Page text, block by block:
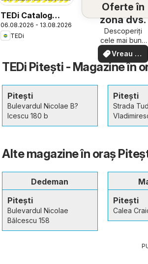
TEDi Catalog
Târgu Neamț
06.08.2026 - 13.08.2026
TEDi
Oferte în
zona dvs.
Descoperiți
cele mai bune
oferte din
apropiere –
rapid și ușor
Vreau să
văd
TEDi Pitești - Magazine în
Pitești
Bulevardul Nicolae B?
lcescu 180 b
Pitești
Strada
Alte magazine în oraş
Dedeman
Pitești
Bulevardul Nicolae
Bălcescu 158
Pitești
Calea